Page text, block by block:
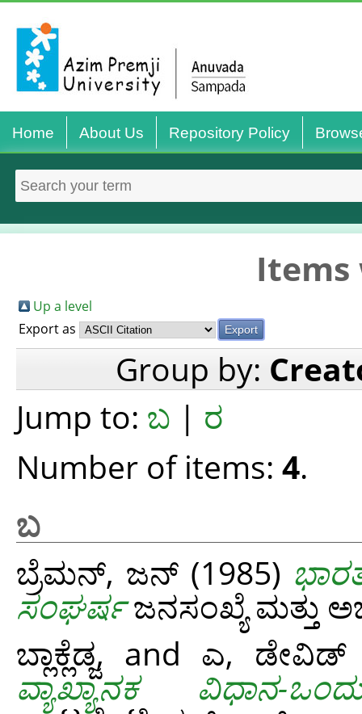
Home About Us Repository Policy
Items
Up a level
Export as
Group by:
Jump to: ಬ | ರ
Number of items: 4.
ಬ
ಬ್ರೆಮನ್, ಜನ್(1985)
ಸಂಘರ್ಷಜನಸಂಖ್ಯೆ ಮತ್ತು
ಬ್ಲಾಕ್ಲೆಡ್ಜ, and ಎ, ಡೇವಿಡ್
ವ್ಯಾಖ್ಯಾನಕ ವಿಧಾನ-